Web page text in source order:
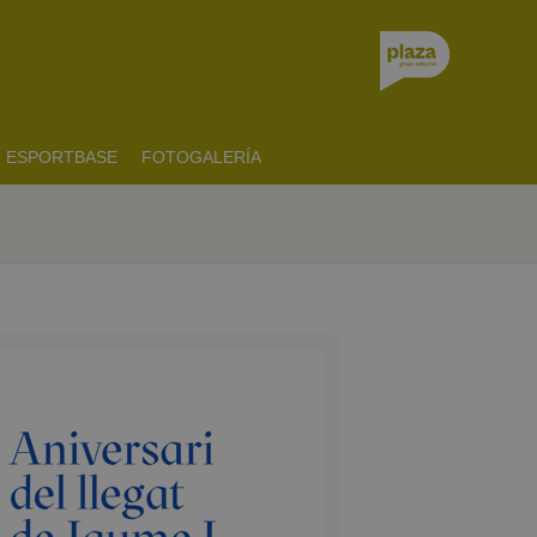
ESPORTBASE FOTOGALERÍA